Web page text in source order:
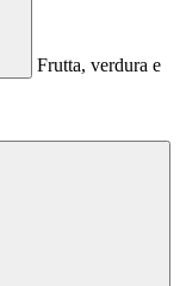
Frutta, verdura e